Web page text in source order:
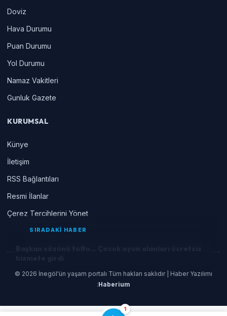
1
Doviz
Hava Durumu
Puan Durumu
Yol Durumu
Namaz Vakitleri
Gunluk Gazete
KURUMSAL
Künye
İletişim
RSS Bağlantıları
Resmi İlanlar
Çerez Tercihlerini Yönet
© 2026 İnegöl'ün yaşam portalı Tüm hakları saklıdır | Haber Yazılımı
:Haberium
SIRADAKİ HABER